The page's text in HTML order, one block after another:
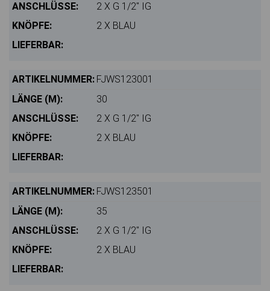
2 X G 1/2" IG
2 X BLAU
FJWS123001
30
2 X G 1/2" IG
2 X BLAU
FJWS123501
35
2 X G 1/2" IG
2 X BLAU